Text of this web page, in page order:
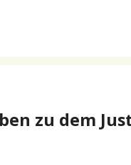
zu dem